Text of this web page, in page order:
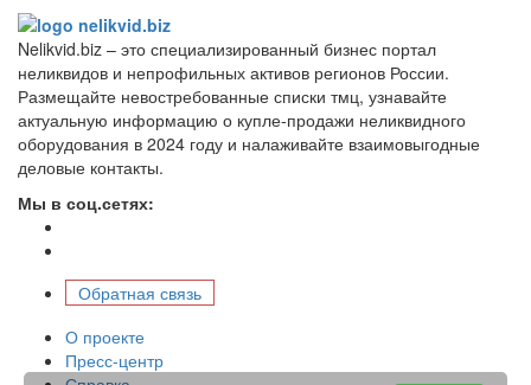
Nelikvid.biz – это специализированный бизнес портал
неликвидов и непрофильных активов регионов России.
Размещайте невостребованные списки тмц, узнавайте
актуальную информацию о купле-продажи неликвидного
оборудования в 2024 году и налаживайте взаимовыгодные
деловые контакты.
Мы в соц.сетях:
Обратная связь
О проекте
Пресс-центр